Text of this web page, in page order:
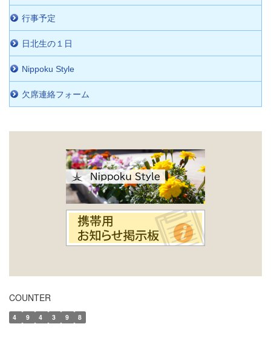
行事予定
日北生の１日
Nippoku Style
欠席連絡フォーム
COUNTER
4 9 4 3 9 8